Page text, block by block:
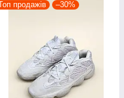
продажів –30%